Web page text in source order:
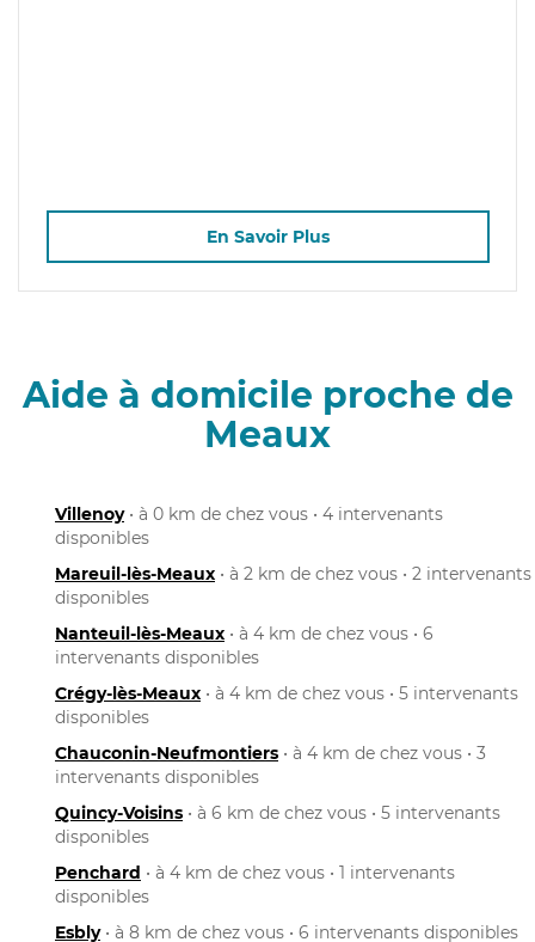
En Savoir Plus
Aide à domicile proche de
Meaux
Villenoy• à 0 km de chez vous • 4 intervenants
disponibles
Mareuil-lès-Meaux • à 2 km de chez vous • 2 intervenants
disponibles
Nanteuil-lès-Meaux • à 4 km de chez vous • 6
intervenants disponibles
Crégy-lès-Meaux • à 4 km de chez vous • 5 intervenants
disponibles
Chauconin-Neufmontiers • à 4 km de chez vous • 3
intervenants disponibles
Quincy-Voisins • à 6 km de chez vous • 5 intervenants
disponibles
Penchard • à 4 km de chez vous • 1 intervenants
disponibles
Esbly• à 8 km de chez vous • 6 intervenants disponibles